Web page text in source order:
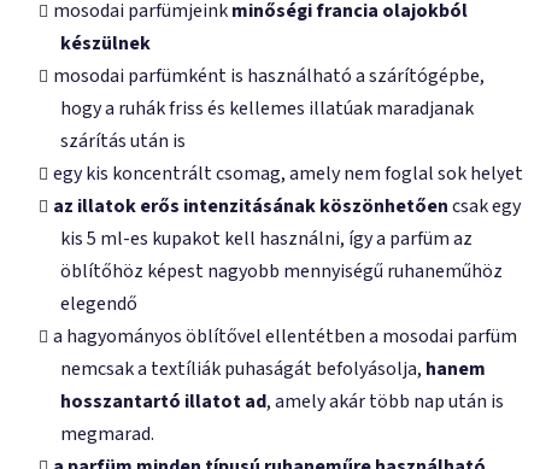
mosodai parfümjeinkminőségi francia olajokból
készülnek
mosodai parfümként is használható a szárítógépbe,
hogy a ruhák friss és kellemes illatúak maradjanak
szárítás után is
egy kis koncentrált csomag, amely nem foglal sok helyet
az illatok erős intenzitásának köszönhetőencsak egy
kis 5 ml-es kupakot kell használni, így a parfüm az
öblítőhöz képest nagyobb mennyiségű ruhaneműhöz
elegendő
a hagyományos öblítővel ellentétben a mosodai parfüm
nemcsak a textíliák puhaságát befolyásolja, hanem
hosszantartó illatot ad, amely akár több nap után is
megmarad.